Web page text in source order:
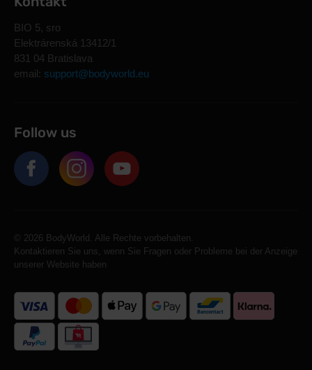
BIO 5, sro
Elektrárenská 13412/1
831 04 Bratislava
email: support@bodyworld.eu
Follow us
© 2026 BodyWorld. Alle Rechte vorbehalten.
Kontaktieren Sie uns, wenn Sie Fragen oder Probleme bei der Anzeige
unserer Website haben